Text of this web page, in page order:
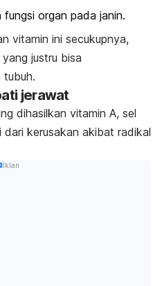
organ pada janin.
vitamin ini secukupnya,
justru bisa
tubuh.
jerawat
dihasilkan vitamin A, sel
dari kerusakan akibat radikal
Iklan